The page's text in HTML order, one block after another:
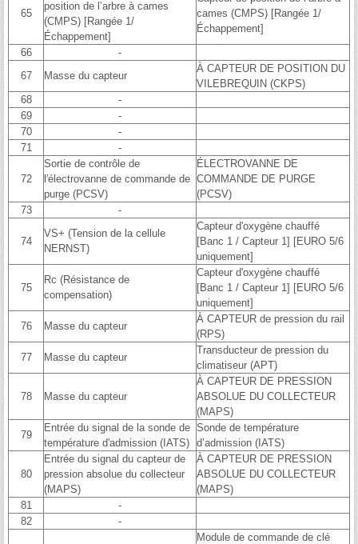
65
position de l’arbre à cames
(CMPS) [Rangée 1/
Échappement]
cames (CMPS) [Rangée 1/
Échappement]
66
-
67
Masse du capteur
À CAPTEUR DE POSITION DU
VILEBREQUIN (CKPS)
68
-
69
-
70
-
71
-
72
Sortie de contrôle de
l′électrovanne de commande de
purge (PCSV)
ÉLECTROVANNE DE
COMMANDE DE PURGE
(PCSV)
73
-
74
VS+ (Tension de la cellule
NERNST)
Capteur d'oxygène chauffé
[Banc 1 / Capteur 1] [EURO 5/6
uniquement]
75
Rc (Résistance de
compensation)
Capteur d'oxygène chauffé
[Banc 1 / Capteur 1] [EURO 5/6
uniquement]
76
Masse du capteur
À CAPTEUR de pression du rail
(RPS)
77
Masse du capteur
Transducteur de pression du
climatiseur (APT)
78 Masse du capteur
À CAPTEUR DE PRESSION
ABSOLUE DU COLLECTEUR
(MAPS)
79
Entrée du signal de la sonde de
température d'admission (IATS)
Sonde de température
d’admission (IATS)
80
Entrée du signal du capteur de
pression absolue du collecteur
(MAPS)
À CAPTEUR DE PRESSION
ABSOLUE DU COLLECTEUR
(MAPS)
81
-
82
-
Module de commande de clé